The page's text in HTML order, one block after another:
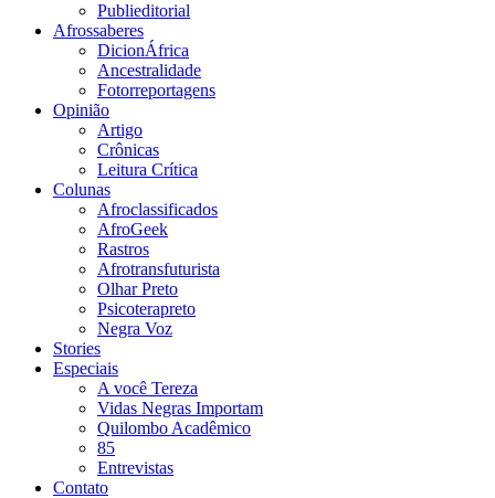
Publieditorial
Afrossaberes
DicionÁfrica
Ancestralidade
Fotorreportagens
Opinião
Artigo
Crônicas
Leitura Crítica
Colunas
Afroclassificados
AfroGeek
Rastros
Afrotransfuturista
Olhar Preto
Psicoterapreto
Negra Voz
Stories
Especiais
A você Tereza
Vidas Negras Importam
Quilombo Acadêmico
85
Entrevistas
Contato